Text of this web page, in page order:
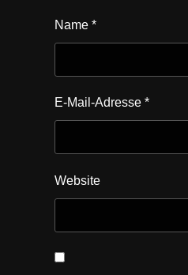
Name *
E-Mail-Adresse *
Website